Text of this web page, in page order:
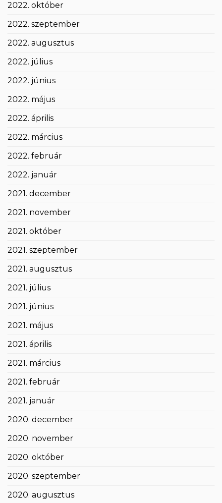
2022. október
2022. szeptember
2022. augusztus
2022. július
2022. június
2022. május
2022. április
2022. március
2022. február
2022. január
2021. december
2021. november
2021. október
2021. szeptember
2021. augusztus
2021. július
2021. június
2021. május
2021. április
2021. március
2021. február
2021. január
2020. december
2020. november
2020. október
2020. szeptember
2020. augusztus